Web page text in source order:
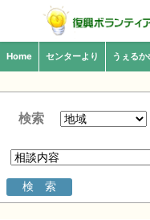
Home センターより うぇるか
検索